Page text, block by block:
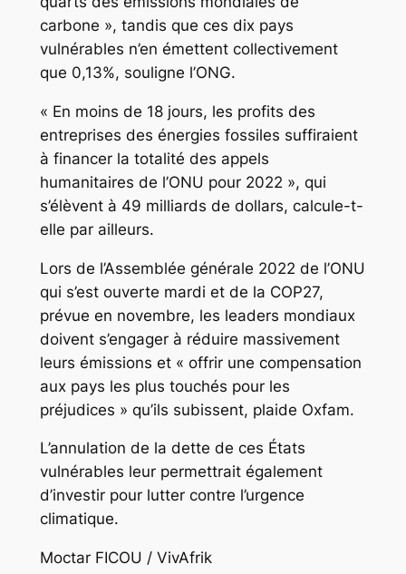
carbone », tandis que ces dix pays
vulnérables n’en émettent collectivement
que 0,13%, souligne l’ONG.
« En moins de 18 jours, les profits des
entreprises des énergies fossiles suffiraient
à financer la totalité des appels
humanitaires de l’ONU pour 2022 », qui
s’élèvent à 49 milliards de dollars, calcule-t-
elle par ailleurs.
Lors de l’Assemblée générale 2022 de l’ONU
qui s’est ouverte mardi et de la COP27,
prévue en novembre, les leaders mondiaux
doivent s’engager à réduire massivement
leurs émissions et « offrir une compensation
aux pays les plus touchés pour les
préjudices » qu’ils subissent, plaide Oxfam.
L’annulation de la dette de ces États
vulnérables leur permettrait également
d’investir pour lutter contre l’urgence
climatique.
Moctar FICOU / VivAfrik